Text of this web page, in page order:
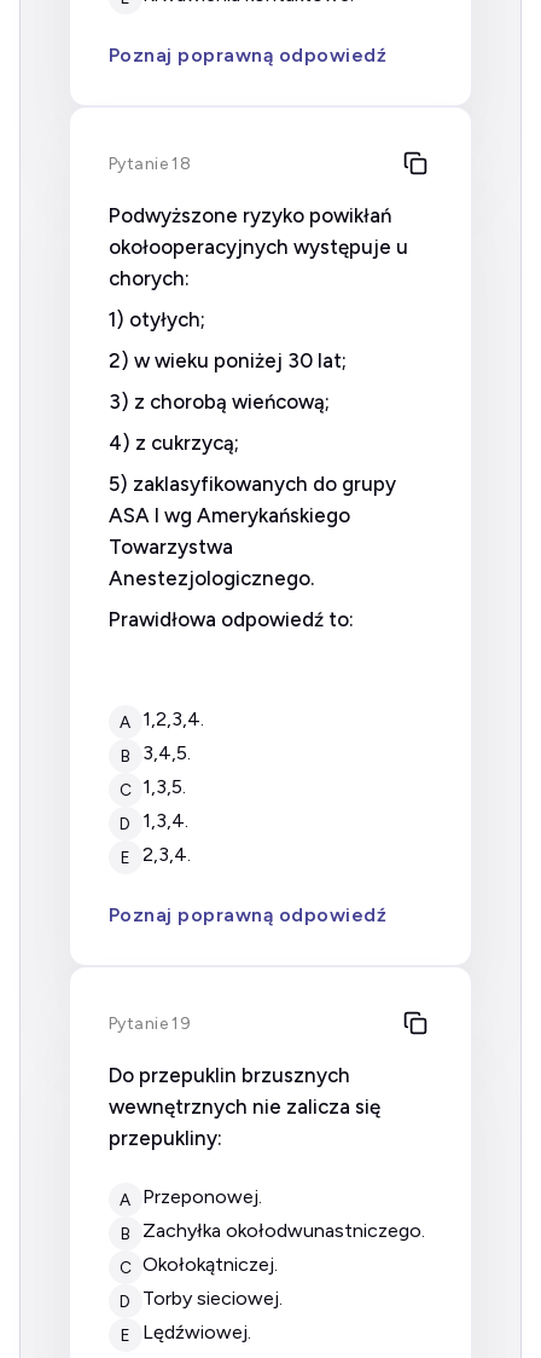
Poznaj poprawną odpowiedź
Pytanie 18
Podwyższone ryzyko powikłań
okołooperacyjnych występuje u
chorych:
1) otyłych;
2) w wieku poniżej 30 lat;
3) z chorobą wieńcową;
4) z cukrzycą;
5) zaklasyfikowanych do grupy
ASA I wg Amerykańskiego
Towarzystwa
Anestezjologicznego.
Prawidłowa odpowiedź to:
A 1,2,3,4.
B 3,4,5.
C 1,3,5.
D 1,3,4.
E 2,3,4.
Poznaj poprawną odpowiedź
Pytanie 19
Do przepuklin brzusznych
wewnętrznych nie zalicza się
przepukliny:
A przeponowej.
B zachyłka okołodwunastniczego.
C okołokątniczej.
D torby sieciowej.
E lędźwiowej.